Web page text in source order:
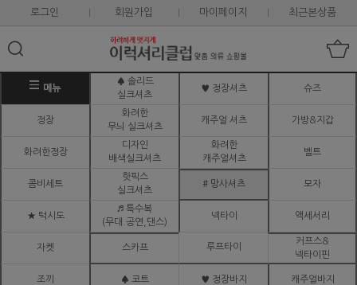
로그인 회원가입 마이페이지 최근본상품
메뉴
♠ 솔리드
실크셔츠
♥ 정장셔츠 슈즈
정장
화려한
무늬 실크셔츠
캐주얼 셔츠 가방&지갑
화려한정장
디자인
배색실크셔츠
화려한
캐주얼셔츠
벨트
콤비세트
핫픽스
실크셔츠
# 망사셔츠 모자
★ 턱시도
♬ 특수복
(무대.공연,댄스)
넥타이 액세서리
자켓 스카프 루프타이
커프스&
넥타이핀
조끼 ♠ 코트 ♥ 정장바지 캐주얼바지